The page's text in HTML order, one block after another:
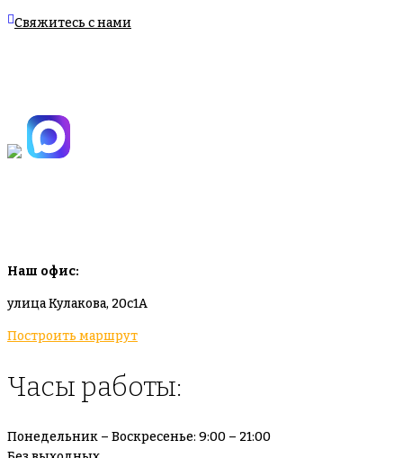
Свяжитесь с нами
Наш офис:
улица Кулакова, 20с1А
Построить маршрут
Часы работы:
Понедельник – Воскресенье: 9:00 – 21:00